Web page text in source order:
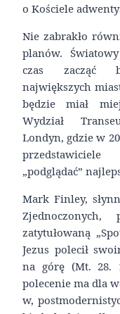
o Kościele
Nie zabrakło
planów.
czas zacząć
największych
będzie miał
Wydział
Londyn, gdzie w
„podglądać”
Mark Finley,
zatytułowaną
Jezus polecił
na górę (Mt. 28.
polecenie ma dla
w,